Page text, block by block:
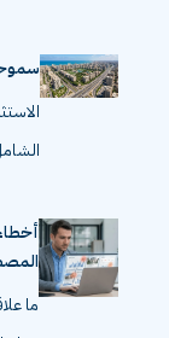
سموحة
الشامل 2026
ما